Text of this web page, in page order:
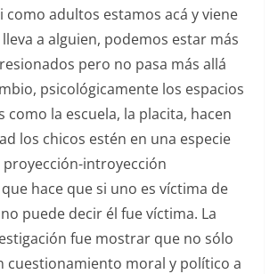
como adultos estamos acá y viene
a alguien, podemos estar más
pero no pasa más allá
psicológicamente los espacios
como la escuela, la placita, hacen
los chicos estén en una especie
proyección-introyección
hace que si uno es víctima de
puede decir él fue víctima. La
fue mostrar que no sólo
cuestionamiento moral y político a